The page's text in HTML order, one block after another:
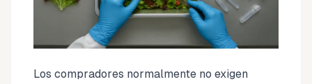
Los compradores normalmente no exigen